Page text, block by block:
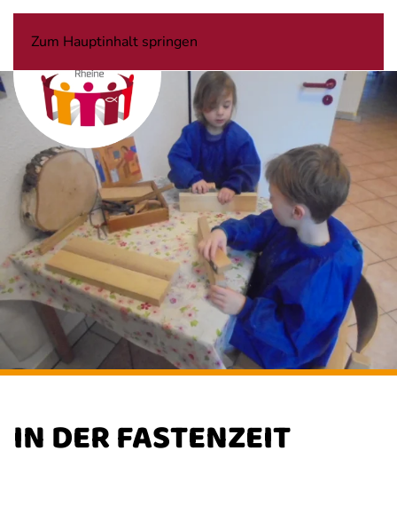
Zum Hauptinhalt springen
IN DER FASTENZEIT